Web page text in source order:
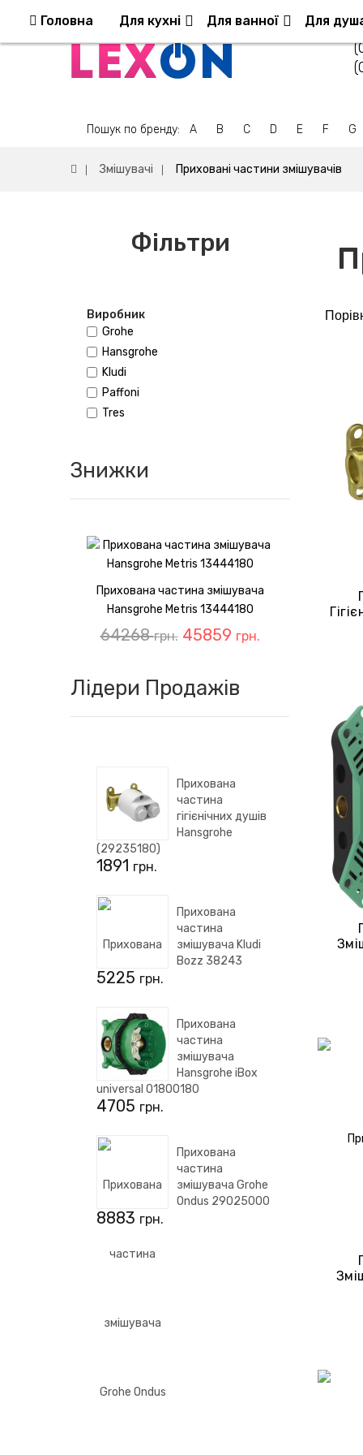
Головна Для кухні Для ванної Для
Пошук по бренду: A B C D E F G
Змішувачі Приховані частини змішувачів
Фільтри
Виробник
Grohe
Hansgrohe
Kludi
Paffoni
Tres
Знижки
Прихована частина змішувача
Hansgrohe Metris 13444180
64268грн. 45859 грн.
Лідери Продажів
Прихована
частина
гігієнічних душів
Hansgrohe
(29235180)
1891 грн.
Прихована
частина
змішувача Kludi
Bozz 38243
5225 грн.
Прихована
частина
змішувача
Hansgrohe iBox
universal 01800180
4705 грн.
Прихована
частина
змішувача Grohe
Ondus 29025000
8883 грн.